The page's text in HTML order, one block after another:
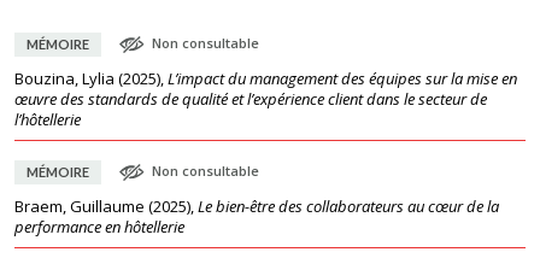
MÉMOIRE Non consultable
Bouzina, Lylia (2025),L’impact du management des équipes sur la mise en
œuvre des standards de qualité et l’expérience client dans le secteur de
l’hôtellerie
MÉMOIRE Non consultable
Braem, Guillaume (2025),Le bien-être des collaborateurs au cœur de la
performance en hôtellerie